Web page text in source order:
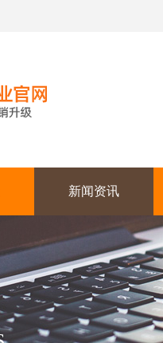
新闻资讯